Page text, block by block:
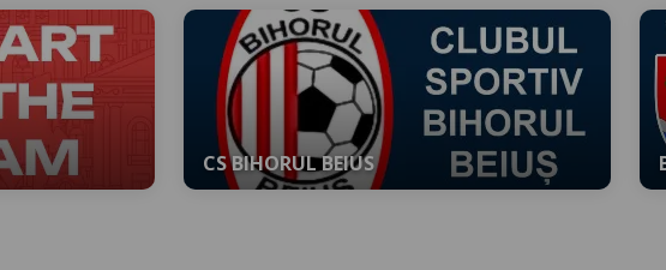
CS BIHORUL BEIUS